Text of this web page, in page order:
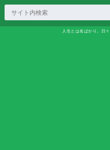
人生とは名ばかり。日